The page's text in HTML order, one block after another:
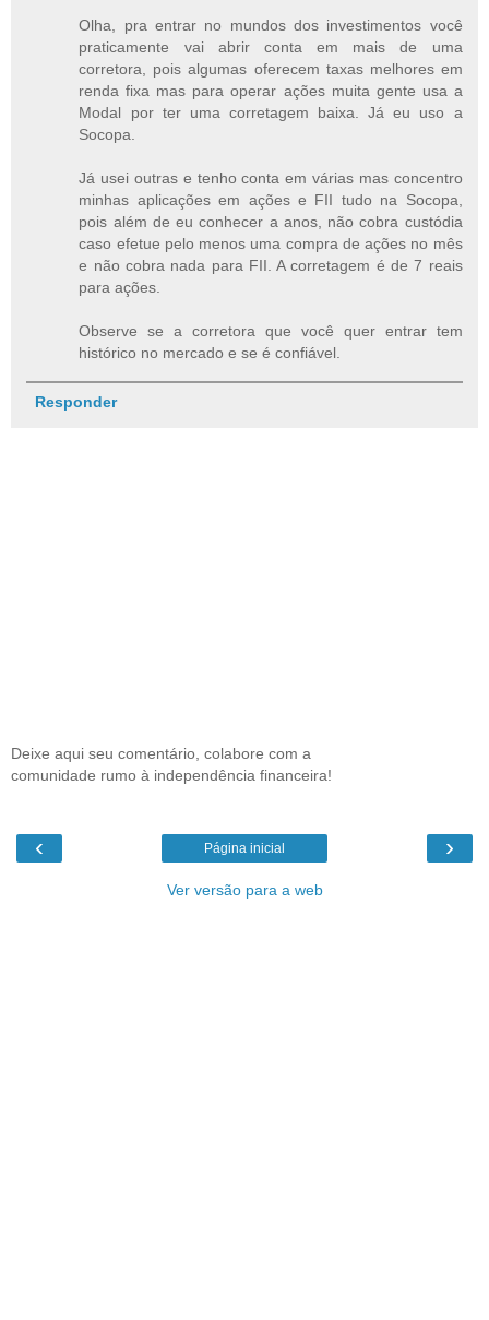
Olha, pra entrar no mundos dos investimentos você
praticamente vai abrir conta em mais de uma
corretora, pois algumas oferecem taxas melhores em
renda fixa mas para operar ações muita gente usa a
Modal por ter uma corretagem baixa. Já eu uso a
Socopa.
Já usei outras e tenho conta em várias mas concentro
minhas aplicações em ações e FII tudo na Socopa,
pois além de eu conhecer a anos, não cobra custódia
caso efetue pelo menos uma compra de ações no mês
e não cobra nada para FII. A corretagem é de 7 reais
para ações.
Observe se a corretora que você quer entrar tem
histórico no mercado e se é confiável.
Responder
Deixe aqui seu comentário, colabore com a
comunidade rumo à independência financeira!
‹ ›
Página inicial
Ver versão para a web